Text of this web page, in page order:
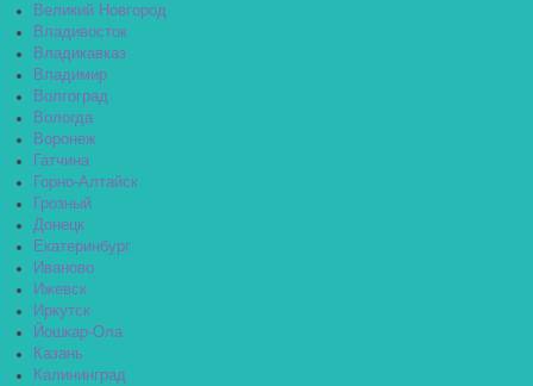
Великий Новгород
Владивосток
Владикавказ
Владимир
Волгоград
Вологда
Воронеж
Гатчина
Горно-Алтайск
Грозный
Донецк
Екатеринбург
Иваново
Ижевск
Иркутск
Йошкар-Ола
Казань
Калининград